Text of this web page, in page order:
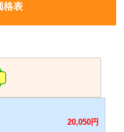
格表
20,050円